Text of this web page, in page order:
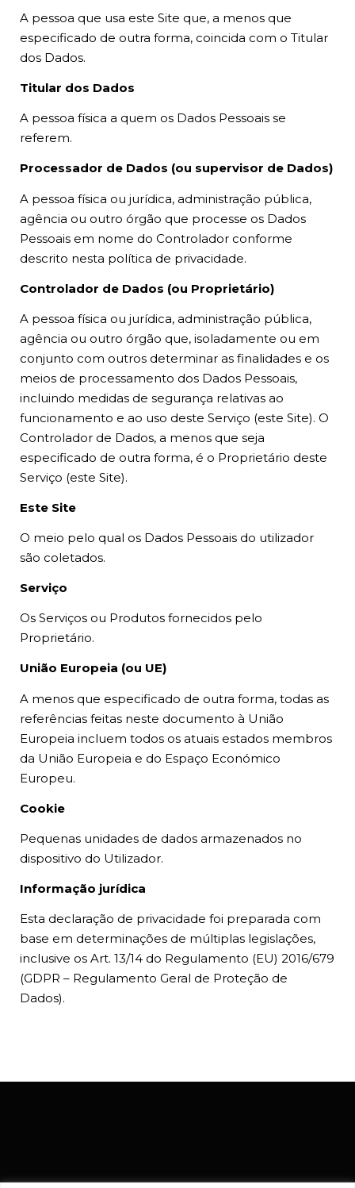
A pessoa que usa este Site que, a menos que
especificado de outra forma, coincida com o Titular
dos Dados.
Titular dos Dados
A pessoa física a quem os Dados Pessoais se
referem.
Processador de Dados (ou supervisor de Dados)
A pessoa física ou jurídica, administração pública,
agência ou outro órgão que processe os Dados
Pessoais em nome do Controlador conforme
descrito nesta política de privacidade.
Controlador de Dados (ou Proprietário)
A pessoa física ou jurídica, administração pública,
agência ou outro órgão que, isoladamente ou em
conjunto com outros determinar as finalidades e os
meios de processamento dos Dados Pessoais,
incluindo medidas de segurança relativas ao
funcionamento e ao uso deste Serviço (este Site). O
Controlador de Dados, a menos que seja
especificado de outra forma, é o Proprietário deste
Serviço (este Site).
Este Site
O meio pelo qual os Dados Pessoais do utilizador
são coletados.
Serviço
Os Serviços ou Produtos fornecidos pelo
Proprietário.
União Europeia (ou UE)
A menos que especificado de outra forma, todas as
referências feitas neste documento à União
Europeia incluem todos os atuais estados membros
da União Europeia e do Espaço Económico
Europeu.
Cookie
Pequenas unidades de dados armazenados no
dispositivo do Utilizador.
Informação jurídica
Esta declaração de privacidade foi preparada com
base em determinações de múltiplas legislações,
inclusive os Art. 13/14 do Regulamento (EU) 2016/679
(GDPR – Regulamento Geral de Proteção de
Dados).